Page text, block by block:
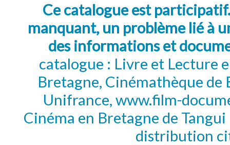
Ce catalogue est
manquant, un problème lié à
des informations et
catalogue : Livre et Lecture
Bretagne, Cinémathèque de
Unifrance, www.film-
Cinéma en Bretagne de
distribution